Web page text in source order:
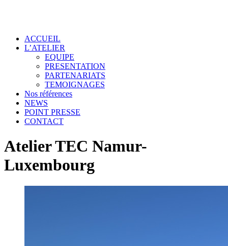
ACCUEIL
L’ATELIER
EQUIPE
PRESENTATION
PARTENARIATS
TEMOIGNAGES
Nos références
NEWS
POINT PRESSE
CONTACT
Atelier TEC Namur-
Luxembourg